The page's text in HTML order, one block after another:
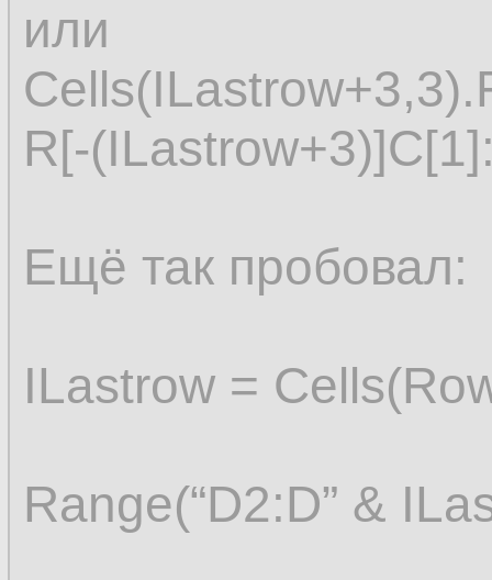
или
R[-
Ещё так пробовал:
ILastrow =
Range(“D2:D” &